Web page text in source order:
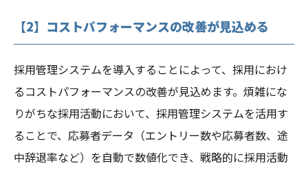
【2】コストパフォーマンスの改善が見込める
採用管理システムを導入することによって、採用におけ
るコストパフォーマンスの改善が見込めます。煩雑にな
りがちな採用活動において、採用管理システムを活用す
ることで、応募者データ（エントリー数や応募者数、途
中辞退率など）を自動で数値化でき、戦略的に採用活動